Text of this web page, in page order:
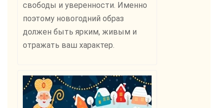
свободы и уверенности. Именно
поэтому новогодний образ
должен быть ярким, живым и
отражать ваш характер.